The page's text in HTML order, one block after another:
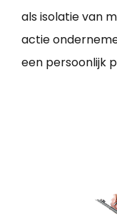
als isolatie van
actie
een persoonlijk